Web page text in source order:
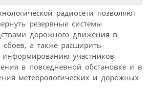
радиосети позволяют
резервные системы
дорожного движения в
сбоев, а также расширить
участников
в повседневной обстановке и в
метеорологических и дорожных